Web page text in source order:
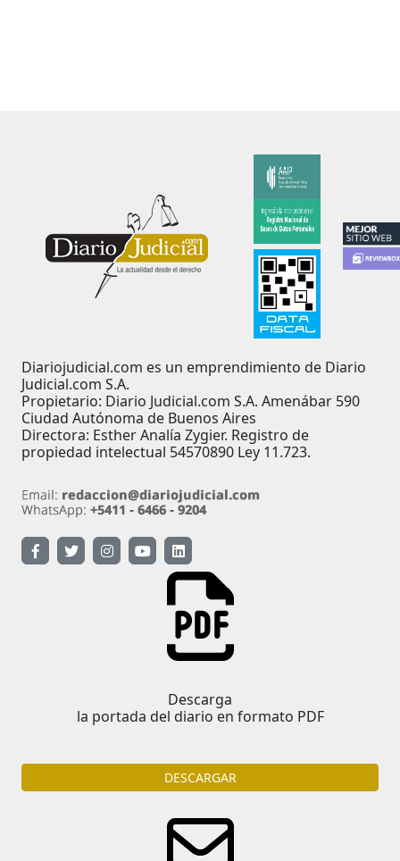
Diariojudicial.com es un emprendimiento de Diario
Judicial.com S.A.
Propietario: Diario Judicial.com S.A. Amenábar 590
Ciudad Autónoma de Buenos Aires
Directora: Esther Analía Zygier. Registro de
propiedad intelectual 54570890 Ley 11.723.
Descarga
la portada del diario en formato PDF
DESCARGAR